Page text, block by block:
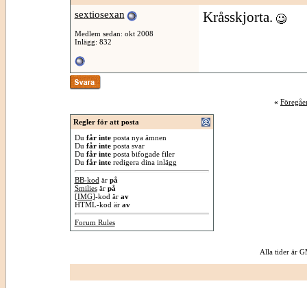
sextiosexan
Medlem sedan: okt 2008
Inlägg: 832
Kråsskjorta.
«
Regler för att posta
Du får inteposta nya ämnen
Du får inteposta svar
Du får inteposta bifogade filer
Du får interedigera dina inlägg
BB-kod är på
Smiliesär på
[IMG]-kod är av
HTML-kod är av
Forum Rules
Alla tider är